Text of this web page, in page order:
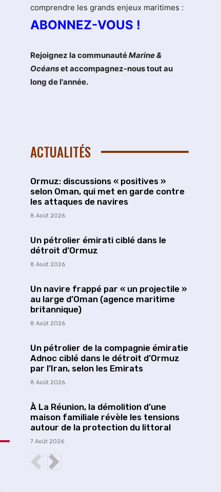
comprendre les grands enjeux maritimes :
ABONNEZ-VOUS !
Rejoignez la communautéMarine &
Océanset accompagnez-nous tout au
long de l'année.
ACTUALITÉS
Ormuz: discussions « positives »
selon Oman, qui met en garde contre
les attaques de navires
8 Août 2026
Un pétrolier émirati ciblé dans le
détroit d’Ormuz
8 Août 2026
Un navire frappé par « un projectile »
au large d’Oman (agence maritime
britannique)
8 Août 2026
Un pétrolier de la compagnie émiratie
Adnoc ciblé dans le détroit d’Ormuz
par l’Iran, selon les Emirats
8 Août 2026
À La Réunion, la démolition d’une
maison familiale révèle les tensions
autour de la protection du littoral
7 Août 2026